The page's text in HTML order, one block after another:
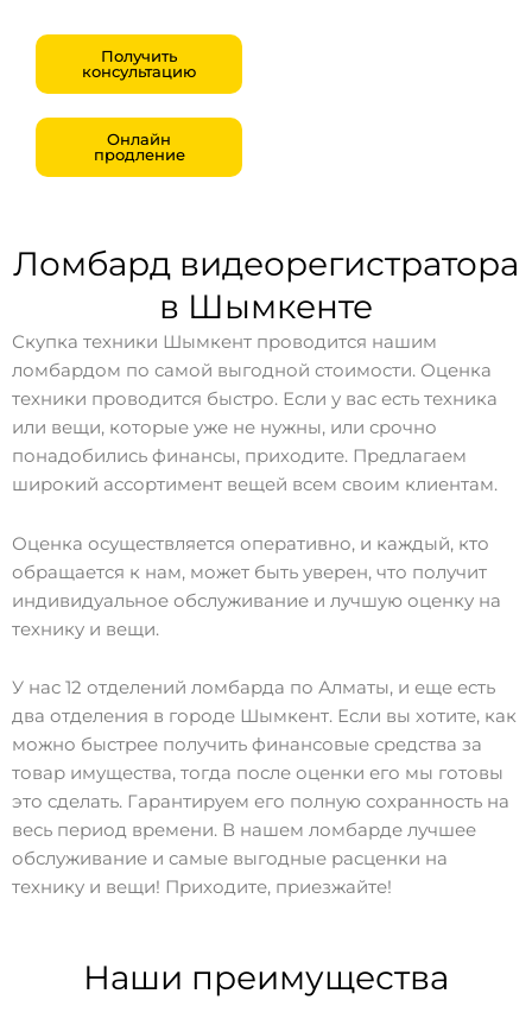
Получить
консультацию
Онлайн
продление
Ломбард видеорегистратора
в Шымкенте
Скупка техники Шымкент проводится нашим
ломбардом по самой выгодной стоимости. Оценка
техники проводится быстро. Если у вас есть техника
или вещи, которые уже не нужны, или срочно
понадобились финансы, приходите. Предлагаем
широкий ассортимент вещей всем своим клиентам.
Оценка осуществляется оперативно, и каждый, кто
обращается к нам, может быть уверен, что получит
индивидуальное обслуживание и лучшую оценку на
технику и вещи.
У нас 12 отделений ломбарда по Алматы, и еще есть
два отделения в городе Шымкент. Если вы хотите, как
можно быстрее получить финансовые средства за
товар имущества, тогда после оценки его мы готовы
это сделать. Гарантируем его полную сохранность на
весь период времени. В нашем ломбарде лучшее
обслуживание и самые выгодные расценки на
технику и вещи! Приходите, приезжайте!
Наши преимущества